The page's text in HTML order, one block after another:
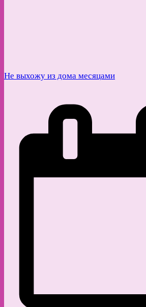
Не выхожу из дома месяцами